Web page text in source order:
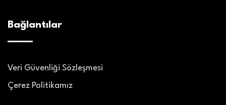
Bağlantılar
Veri Güvenliği Sözleşmesi
Çerez Politikamız